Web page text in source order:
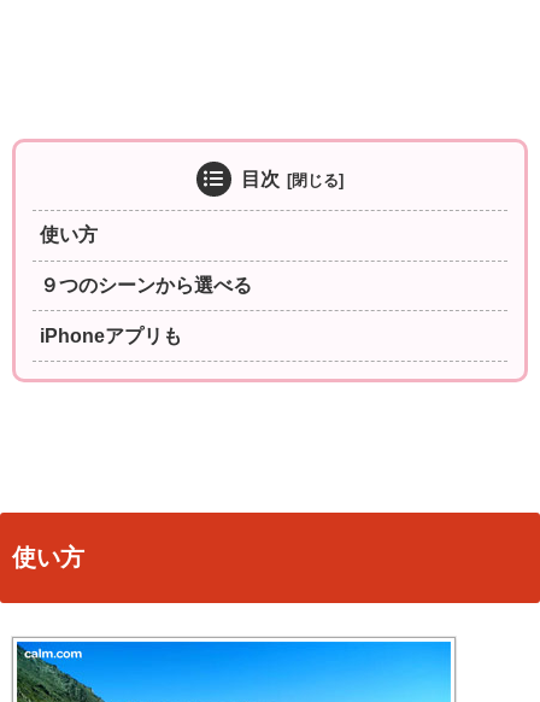
目次
使い方
９つのシーンから選べる
iPhoneアプリも
使い方